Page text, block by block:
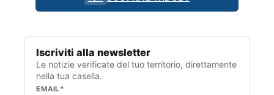
Iscriviti alla newsletter
Le notizie verificate del tuo territorio, direttamente
nella tua casella.
EMAIL*